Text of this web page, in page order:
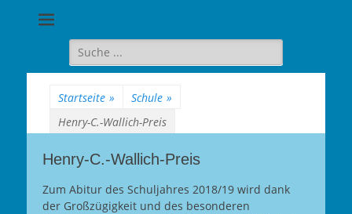
Berlin-
Suche
für:
Startseite » Schule »
Henry-C.-Wallich-Preis
Henry-C.-Wallich-Preis
Zum Abitur des Schuljahres 2018/19 wird dank
der Großzügigkeit und des besonderen